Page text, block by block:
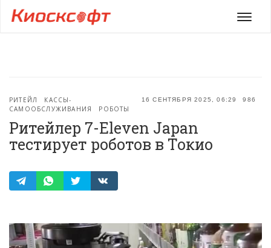
Меню
16 СЕНТЯБРЯ 2025, 06:29 986
РИТЕЙЛ
КАССЫ-
САМООБСЛУЖИВАНИЯ
РОБОТЫ
Ритейлер 7-Eleven Japan
тестирует роботов в Токио